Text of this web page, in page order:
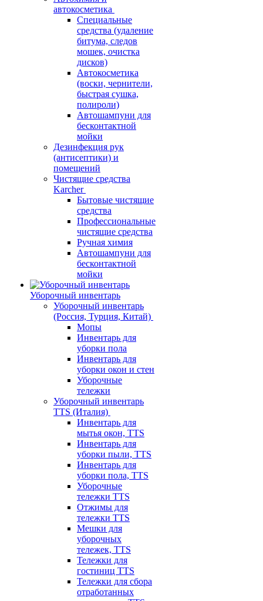
автокосметика
Специальные
средства (удаление
битума, следов
мошек, очистка
дисков)
Автокосметика
(воски, чернители,
быстрая сушка,
полироли)
Автошампуни для
бесконтактной
мойки
Дезинфекция рук
(антисептики) и
помещений
Чистящие средства
Karcher
Бытовые чистящие
средства
Профессиональные
чистящие средства
Ручная химия
Автошампуни для
бесконтактной
мойки
Уборочный инвентарь
Уборочный инвентарь
(Россия, Турция, Китай)
Мопы
Инвентарь для
уборки пола
Инвентарь для
уборки окон и стен
Уборочные
тележки
Уборочный инвентарь
TTS (Италия)
Инвентарь для
мытья окон, TTS
Инвентарь для
уборки пыли, TTS
Инвентарь для
уборки пола, TTS
Уборочные
тележки TTS
Отжимы для
тележки TTS
Мешки для
уборочных
тележек, TTS
Тележки для
гостиниц TTS
Тележки для сбора
отработанных